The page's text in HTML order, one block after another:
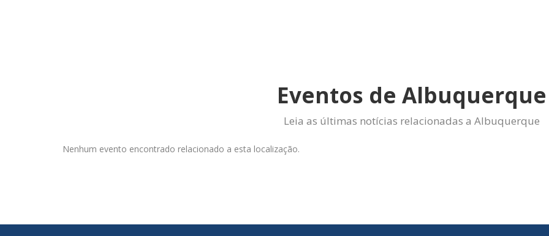
Eventos de Albuquerque
Leia as últimas notícias relacionadas a Albuquerque
Nenhum evento encontrado relacionado a esta localização.